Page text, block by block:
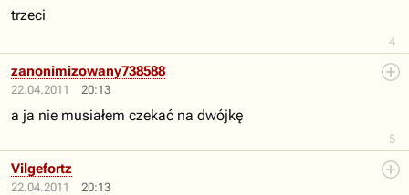
4
trzeci
22.04.2011 20:13
5
zanonimizowany738588
a ja nie musiałem czekać na dwójkę
22.04.2011 20:13
Vilgefortz